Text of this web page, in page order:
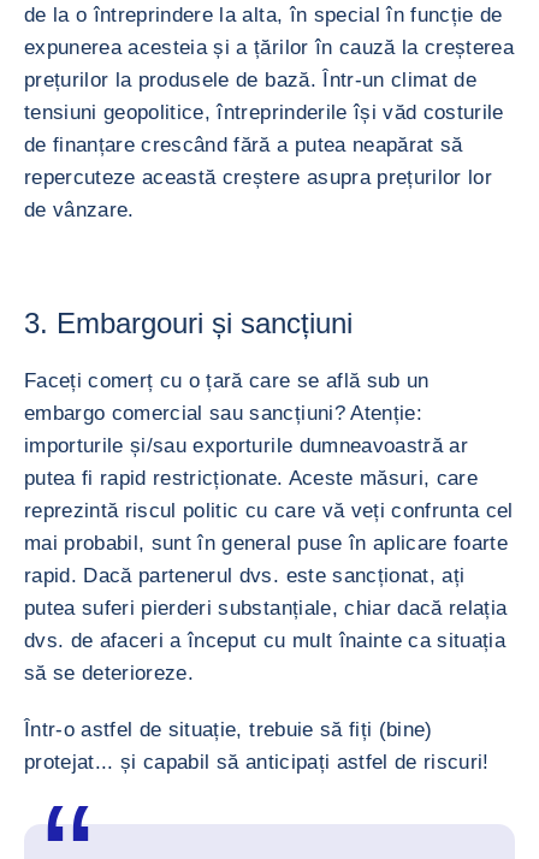
de la o întreprindere la alta, în special în funcție de
expunerea acesteia și a țărilor în cauză la creșterea
prețurilor la produsele de bază. Într-un climat de
tensiuni geopolitice, întreprinderile își văd costurile
de finanțare crescând fără a putea neapărat să
repercuteze această creștere asupra prețurilor lor
de vânzare.
3. Embargouri și sancțiuni
Faceți comerț cu o țară care se află sub un
embargo comercial sau sancțiuni? Atenție:
importurile și/sau exporturile dumneavoastră ar
putea fi rapid restricționate. Aceste măsuri, care
reprezintă riscul politic cu care vă veți confrunta cel
mai probabil, sunt în general puse în aplicare foarte
rapid. Dacă partenerul dvs. este sancționat, ați
putea suferi pierderi substanțiale, chiar dacă relația
dvs. de afaceri a început cu mult înainte ca situația
să se deterioreze.
Într-o astfel de situație, trebuie să fiți (bine)
protejat... și capabil să anticipați astfel de riscuri!